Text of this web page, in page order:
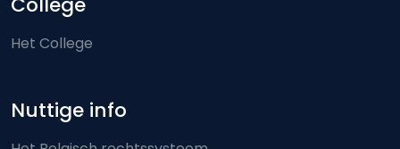
Het College
Nuttige info